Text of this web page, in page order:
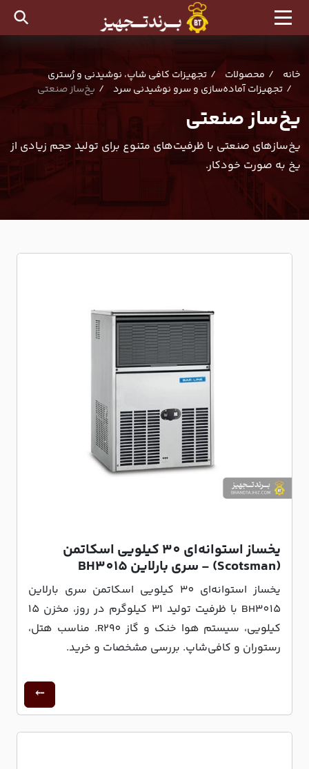
خانه محصولات
تجهیزات کافی شاپ، نوشیدنی و رُستری
تجهیزات آماده‌سازی و سرو نوشیدنی سرد
یخ‌ساز صنعتی
یخ‌ساز صنعتی
یخ‌سازهای صنعتی با ظرفیت‌های متنوع برای تولید حجم زیادی از
یخ به صورت خودکار.
یخساز استوانه‌ای 30 کیلویی اسکاتمن
(Scotsman) - سری بارلاین BH3015
یخساز استوانه‌ای 30 کیلویی اسکاتمن سری بارلاین
BH3015 با ظرفیت تولید 31 کیلوگرم در روز، مخزن 15
کیلویی، سیستم هوا خنک و گاز R290. مناسب هتل،
رستوران و کافی‌شاپ. بررسی مشخصات و خرید.